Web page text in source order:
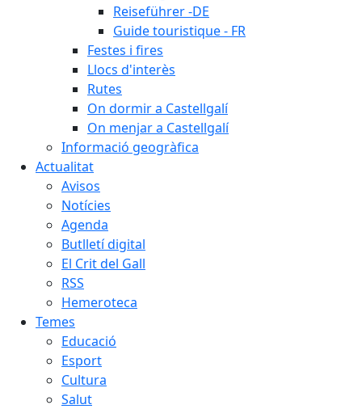
Reiseführer -DE
Guide touristique - FR
Festes i fires
Llocs d'interès
Rutes
On dormir a Castellgalí
On menjar a Castellgalí
Informació geogràfica
Actualitat
Avisos
Notícies
Agenda
Butlletí digital
El Crit del Gall
RSS
Hemeroteca
Temes
Educació
Esport
Cultura
Salut